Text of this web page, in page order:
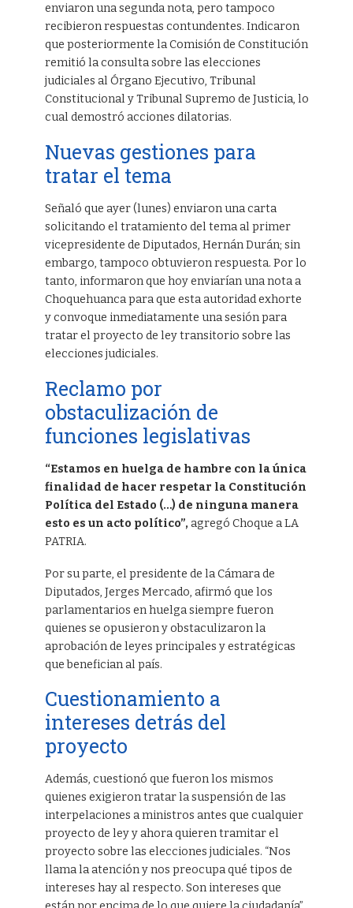
enviaron una segunda nota, pero tampoco
recibieron respuestas contundentes. Indicaron
que posteriormente la Comisión de Constitución
remitió la consulta sobre las elecciones
judiciales al Órgano Ejecutivo, Tribunal
Constitucional y Tribunal Supremo de Justicia, lo
cual demostró acciones dilatorias.
Nuevas gestiones para
tratar el tema
Señaló que ayer (lunes) enviaron una carta
solicitando el tratamiento del tema al primer
vicepresidente de Diputados, Hernán Durán; sin
embargo, tampoco obtuvieron respuesta. Por lo
tanto, informaron que hoy enviarían una nota a
Choquehuanca para que esta autoridad exhorte
y convoque inmediatamente una sesión para
tratar el proyecto de ley transitorio sobre las
elecciones judiciales.
Reclamo por
obstaculización de
funciones legislativas
“Estamos en huelga de hambre con la única
finalidad de hacer respetar la Constitución
Política del Estado (…) de ninguna manera
esto es un acto político”, agregó Choque a LA
PATRIA.
Por su parte, el presidente de la Cámara de
Diputados, Jerges Mercado, afirmó que los
parlamentarios en huelga siempre fueron
quienes se opusieron y obstaculizaron la
aprobación de leyes principales y estratégicas
que benefician al país.
Cuestionamiento a
intereses detrás del
proyecto
Además, cuestionó que fueron los mismos
quienes exigieron tratar la suspensión de las
interpelaciones a ministros antes que cualquier
proyecto de ley y ahora quieren tramitar el
proyecto sobre las elecciones judiciales. “Nos
llama la atención y nos preocupa qué tipos de
intereses hay al respecto. Son intereses que